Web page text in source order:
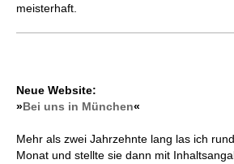
meisterhaft.
Neue Website:
»Bei uns in München«
Mehr als zwei Jahrzehnte lang las ich
Monat und stellte sie dann mit